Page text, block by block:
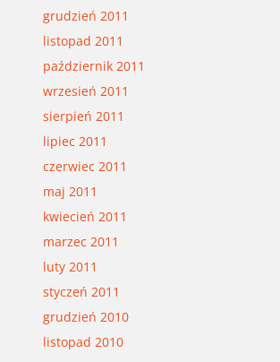
grudzień 2011
listopad 2011
październik 2011
wrzesień 2011
sierpień 2011
lipiec 2011
czerwiec 2011
maj 2011
kwiecień 2011
marzec 2011
luty 2011
styczeń 2011
grudzień 2010
listopad 2010